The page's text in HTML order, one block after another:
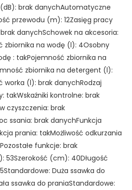
brak danychAutomatyczne
przewodu (m): 12Zasięg pracy
danychSchowek na akcesoria:
zbiornika na wodę (l): 4Osobny
: takPojemność zbiornika na
zbiornika na detergent (l):
worka (l): brak danychRodzaj
takWskaźniki kontrolne: brak
czyszczenia: brak
ssania: brak danychFunkcja
prania: takMożliwość odkurzania
funkcje: brak
53Szerokość (cm): 40Długość
Duża ssawka do
ssawka do praniaStandardowe: